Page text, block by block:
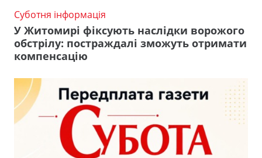
Суботня інформація
У Житомирі фіксують наслідки ворожого
обстрілу: постраждалі зможуть отримати
компенсацію